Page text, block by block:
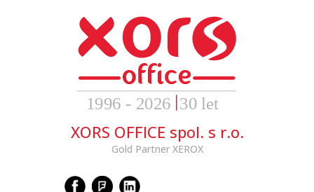
XORS OFFICE spol. s r.o.
Gold Partner XEROX